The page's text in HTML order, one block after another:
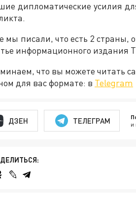
дипломатические усилия
мы писали, что есть 2 страны,
информационного
что вы можете читать
для вас формате: в Telegram
ДЗЕН ТЕЛЕГРАМ и